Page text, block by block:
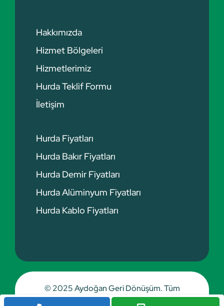
Hakkımızda
Hizmet Bölgeleri
Hizmetlerimiz
Hurda Teklif Formu
İletişim
Hurda Fiyatları
Hurda Bakır Fiyatları
Hurda Demir Fiyatları
Hurda Alüminyum Fiyatları
Hurda Kablo Fiyatları
© 2025 Aydoğan Geri Dönüşüm. Tüm
hakları saklıdır.